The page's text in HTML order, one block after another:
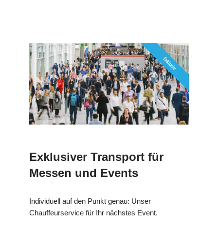
Exklusiver Transport für
Messen und Events
Individuell auf den Punkt genau: Unser
Chauffeurservice für Ihr nächstes Event.